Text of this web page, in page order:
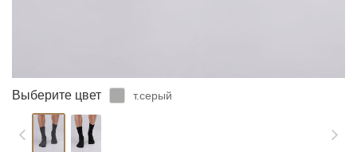
Выберите цвет т.серый